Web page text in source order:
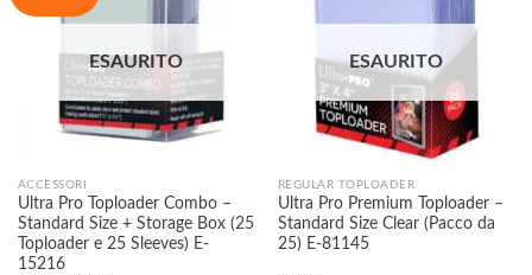
alla lista
ESAURITO
ACCESSORI
Ultra Pro Toploader Combo –
Standard Size + Storage Box (25
Toploader e 25 Sleeves) E-
15216
Aggiungi
alla lista
desideri
ESAURITO
REGULAR TOPLOADER
Ultra Pro Premium Toploader –
Standard Size Clear (Pacco da
25) E-81145